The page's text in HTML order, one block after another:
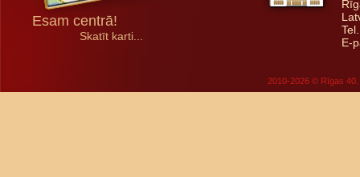
Esam centrā!
Skatīt karti...
E-
2010-2026 © Rīgas